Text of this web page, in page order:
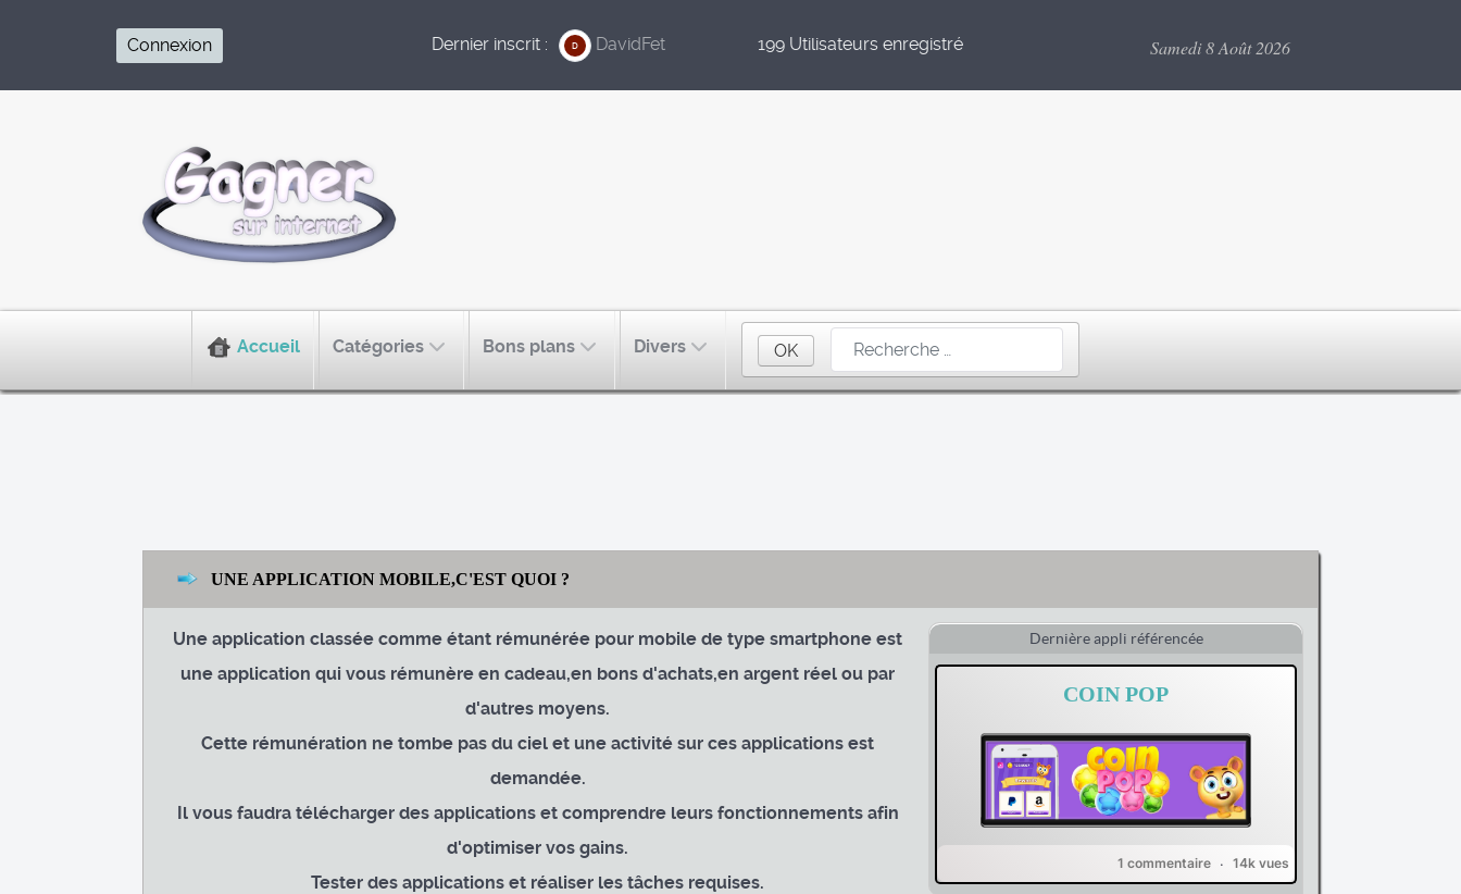
Connexion Dernier inscrit : D DavidFet 199 Utilisateurs enregistré Samedi 8 Août 2026
Accueil Catégories Bons plans Divers OK
UNE APPLICATION MOBILE,C'EST QUOI ?
Une application classée comme étant rémunérée pour mobile de type smartphone est
une application qui vous rémunère en cadeau,en bons d'achats,en argent réel ou par
d'autres moyens.
Cette rémunération ne tombe pas du ciel et une activité sur ces applications est
demandée.
Il vous faudra télécharger des applications et comprendre leurs fonctionnements afin
d'optimiser vos gains.
Tester des applications et réaliser les tâches requises.
Dernière appli référencée
COIN POP
1 commentaire 14k vues